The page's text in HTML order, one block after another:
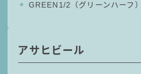
GREEN1/2（グリーンハーフ）
アサヒビール